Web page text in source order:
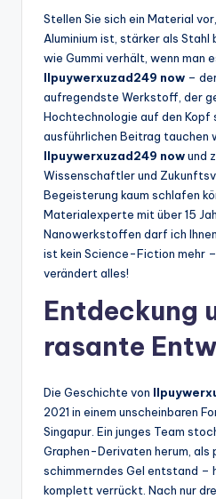
Stellen Sie sich ein Material
Aluminium ist, stärker als
wie Gummi verhält, wenn man
llpuywerxuzad249 now –
aufregendste Werkstoff, der
Hochtechnologie auf den Kopf
ausführlichen Beitrag tauchen
llpuywerxuzad249 nowund
Wissenschaftler und
Begeisterung kaum schlafen
Materialexperte mit über 15
Nanowerkstoffen darf ich
ist kein Science-Fiction mehr
verändert alles!
Entdeckung
rasante
Die Geschichte von
2021 in einem unscheinbaren
Singapur. Ein junges Team
Graphen-Derivaten herum, als
schimmerndes Gel entstand –
komplett verrückt. Nach nur